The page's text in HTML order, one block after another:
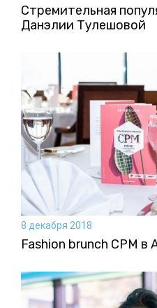
Стремительная
Данэлии Тулешовой
8 декабря 2018
Fashion brunch CPM в